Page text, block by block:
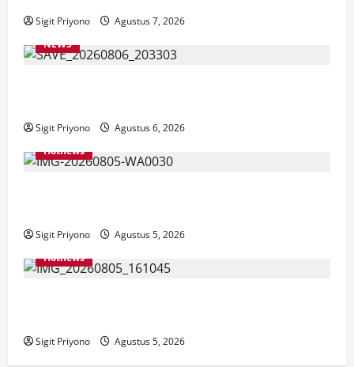
Sigit Priyono
Agustus 7, 2026
NEWS
Sigit Priyono
Agustus 6, 2026
Hotnews
Sigit Priyono
Agustus 5, 2026
Hotnews
Sigit Priyono Agustus 5, 2026